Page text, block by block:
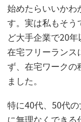
始めたらいいかわ
す。実は私もそう
ど大手企業で20年
在宅フリーランス
ず、在宅ワークの
ました。
特に40代、50代
に無理なくできる